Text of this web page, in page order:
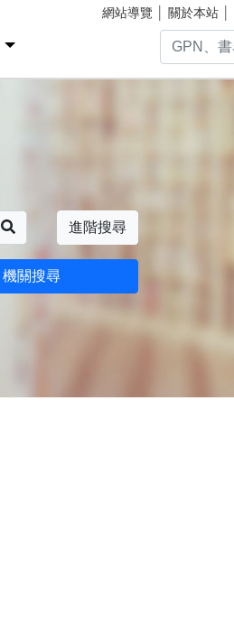
網站導覽 關於本站
進階搜尋
機關搜尋